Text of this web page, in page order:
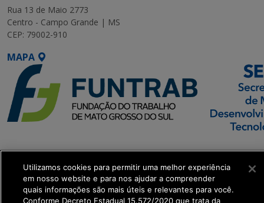
Rua 13 de Maio 2773
Centro - Campo Grande | MS
CEP: 79002-910
MAPA
SETDIG | Secretaria-
Executiva de
Transformação Digital
Utilizamos cookies para permitir uma melhor experiência
em nosso website e para nos ajudar a compreender
quais informações são mais úteis e relevantes para você.
Conforme Decreto Estadual 15.572/2020 que trata da